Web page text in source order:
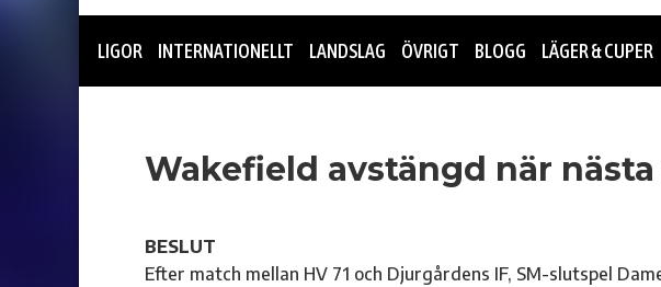
LIGOR INTERNATIONELLT LANDSLAG ÖVRIGT BLOGG LÄGER & CUPER
Wakefield avstängd när
BESLUT
Efter match mellan HV 71 och Djurgårdens IF, SM-slutspel